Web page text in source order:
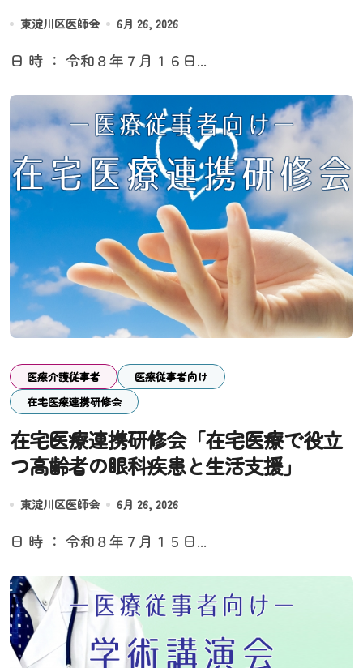
東淀川区医師会 6月 26, 2026
日 時 ： 令和８年７月１６日...
医療介護従事者
医療従事者向け
在宅医療連携研修会
在宅医療連携研修会「在宅医療で役立
つ高齢者の眼科疾患と生活支援」
東淀川区医師会 6月 26, 2026
日 時 ： 令和８年７月１５日...